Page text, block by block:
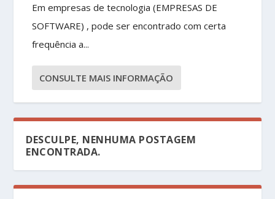
Em empresas de tecnologia (EMPRESAS DE
SOFTWARE) , pode ser encontrado com certa
frequência a...
CONSULTE MAIS INFORMAÇÃO
DESCULPE, NENHUMA POSTAGEM
ENCONTRADA.